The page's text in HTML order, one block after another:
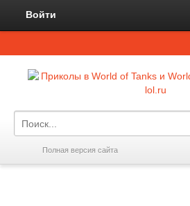
Войти
Полная версия сайта